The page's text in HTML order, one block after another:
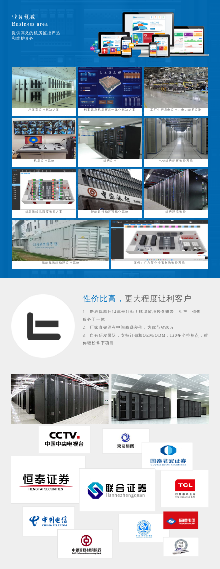
业务领域
Business area
提供高效的机房监控产品
和维护服务
档案室监控解决方案 档案馆及机房环境一体化解决方案 工厂生产用电监控、电力能耗监测
机房监控系统 机房监控 电信机房动环监控系统
机房无线温湿度监控方案 智能银行动环可视化系统 机房环境监控
储能集装箱动环监控系统 案例：广东某企业蓄电池监控系统
性价比高， 更大程度让利客户
1、斯必得科技14年专注动力环境监控设备研发、生产、销售、
服务于一体
2、厂家直销没有中间商赚差价，为你节省30%
3、自有研发团队，支持订做和OEM/ODM；130多个控标点，帮
你轻松拿下项目